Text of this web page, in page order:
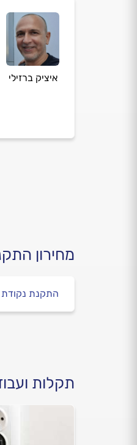
איציק ברזילי
מחירון
התקנת
תקלות